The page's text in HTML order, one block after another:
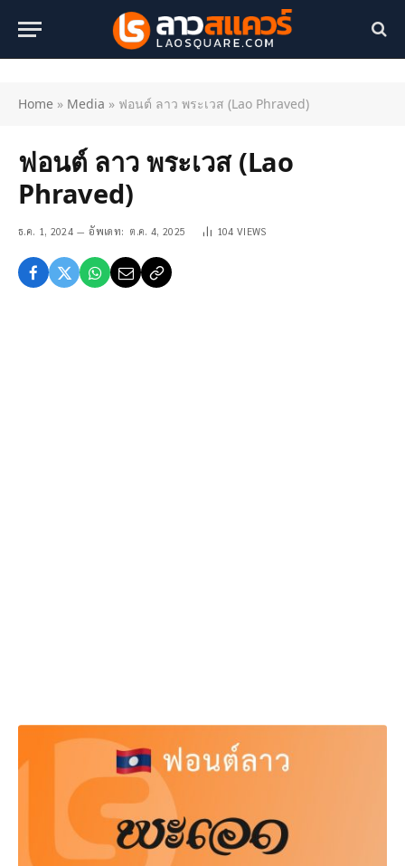
Home » Media » ฟอนต์ ลาว พระเวส (Lao Phraved)
ฟอนต์ ลาว พระเวส (Lao
Phraved)
ธ.ค. 1, 2024 อัพเดท: ต.ค. 4, 2025 104 VIEWS